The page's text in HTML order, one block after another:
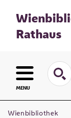
Rathaus
MENU
Wienbibliothek